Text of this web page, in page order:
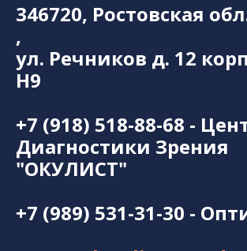
346720, Ростовская
,
ул. Речников д. 12
Н9
+7 (918) 518-88-68 -
Диагностики Зрения
"ОКУЛИСТ"
+7 (989) 531-31-30 -